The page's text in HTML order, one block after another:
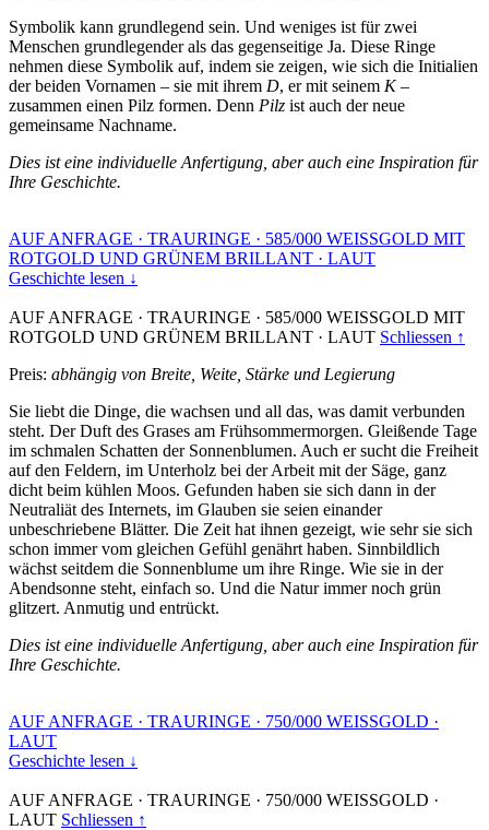
Symbolik kann grundlegend sein. Und weniges ist für zwei
Menschen grundlegender als das gegenseitige Ja. Diese Ringe
nehmen diese Symbolik auf, indem sie zeigen, wie sich die Initialien
der beiden Vornamen – sie mit ihrem D, er mit seinem K–
zusammen einen Pilz formen. Denn Pilz ist auch der neue
gemeinsame Nachname.
Dies ist eine individuelle Anfertigung, aber auch eine Inspiration für
Ihre Geschichte.
AUF ANFRAGE · TRAURINGE · 585/000 WEISSGOLD MIT
ROTGOLD UND GRÜNEM BRILLANT · LAUT
Geschichte lesen ↓
AUF ANFRAGE · TRAURINGE · 585/000 WEISSGOLD MIT
ROTGOLD UND GRÜNEM BRILLANT · LAUT Schliessen ↑
Preis: abhängig von Breite, Weite, Stärke und Legierung
Sie liebt die Dinge, die wachsen und all das, was damit verbunden
steht. Der Duft des Grases am Frühsommermorgen. Gleißende Tage
im schmalen Schatten der Sonnenblumen. Auch er sucht die Freiheit
auf den Feldern, im Unterholz bei der Arbeit mit der Säge, ganz
dicht beim kühlen Moos. Gefunden haben sie sich dann in der
Neutraliät des Internets, im Glauben sie seien einander
unbeschriebene Blätter. Die Zeit hat ihnen gezeigt, wie sehr sie sich
schon immer vom gleichen Gefühl genährt haben. Sinnbildlich
wächst seitdem die Sonnenblume um ihre Ringe. Wie sie in der
Abendsonne steht, einfach so. Und die Natur immer noch grün
glitzert. Anmutig und entrückt.
Dies ist eine individuelle Anfertigung, aber auch eine Inspiration für
Ihre Geschichte.
AUF ANFRAGE · TRAURINGE · 750/000 WEISSGOLD ·
LAUT
Geschichte lesen ↓
AUF ANFRAGE · TRAURINGE · 750/000 WEISSGOLD ·
LAUT Schliessen ↑